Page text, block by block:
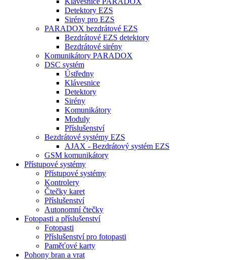
Detektory EZS
Sirény pro EZS
PARADOX bezdrátové EZS
Bezdrátové EZS detektory
Bezdrátové sirény
Komunikátory PARADOX
DSC systém
Ústředny
Klávesnice
Detektory
Sirény
Komunikátory
Moduly
Příslušenství
Bezdrátové systémy EZS
AJAX - Bezdrátový systém EZS
GSM komunikátory
Přístupové systémy
Přístupové systémy
Kontrolery
Čtečky karet
Příslušenství
Autonomní čtečky
Fotopasti a příslušenství
Fotopasti
Příslušenství pro fotopasti
Paměťové karty
Pohony bran a vrat